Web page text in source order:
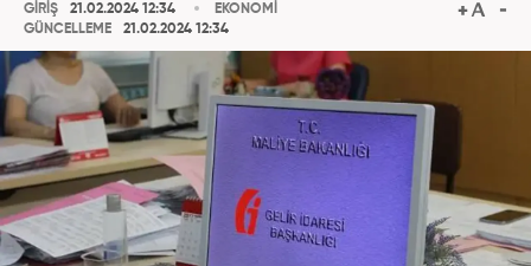
GİRİŞ
21.02.2024 12:34
GÜNCELLEME
21.02.2024 12:34
EKONOMİ